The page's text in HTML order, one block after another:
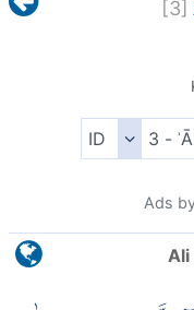
[3]
Ads
Ali